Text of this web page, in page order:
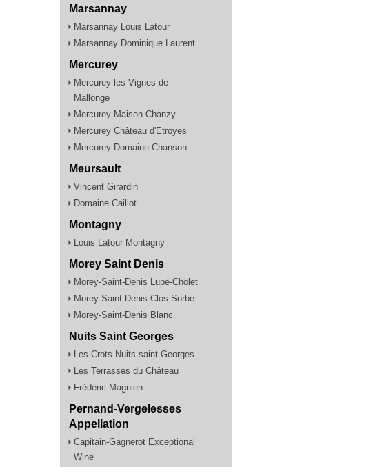
Marsannay
Marsannay Louis Latour
Marsannay Dominique Laurent
Mercurey
Mercurey les Vignes de
Mallonge
Mercurey Maison Chanzy
Mercurey Château d'Etroyes
Mercurey Domaine Chanson
Meursault
Vincent Girardin
Domaine Caillot
Montagny
Louis Latour Montagny
Morey Saint Denis
Morey-Saint-Denis Lupé-Cholet
Morey Saint-Denis Clos Sorbé
Morey-Saint-Denis Blanc
Nuits Saint Georges
Les Crots Nuits saint Georges
Les Terrasses du Château
Frédéric Magnien
Pernand-Vergelesses
Appellation
Capitain-Gagnerot Exceptional
Wine